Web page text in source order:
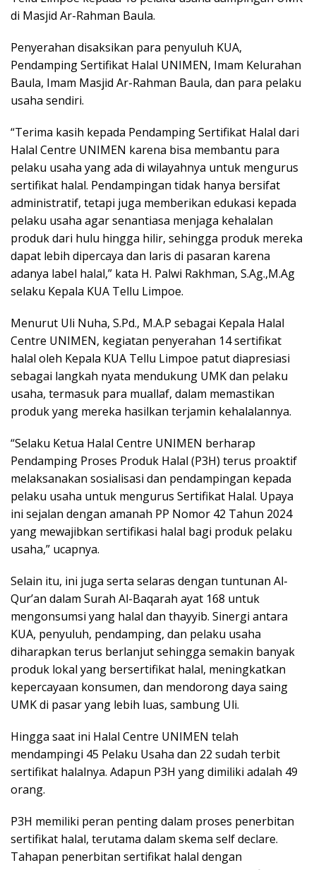
di Masjid Ar-Rahman Baula.
Penyerahan disaksikan para penyuluh KUA,
Pendamping Sertifikat Halal UNIMEN, Imam Kelurahan
Baula, Imam Masjid Ar-Rahman Baula, dan para pelaku
usaha sendiri.
“Terima kasih kepada Pendamping Sertifikat Halal dari
Halal Centre UNIMEN karena bisa membantu para
pelaku usaha yang ada di wilayahnya untuk mengurus
sertifikat halal. Pendampingan tidak hanya bersifat
administratif, tetapi juga memberikan edukasi kepada
pelaku usaha agar senantiasa menjaga kehalalan
produk dari hulu hingga hilir, sehingga produk mereka
dapat lebih dipercaya dan laris di pasaran karena
adanya label halal,” kata H. Palwi Rakhman, S.Ag.,M.Ag
selaku Kepala KUA Tellu Limpoe.
Menurut Uli Nuha, S.Pd., M.A.P sebagai Kepala Halal
Centre UNIMEN, kegiatan penyerahan 14 sertifikat
halal oleh Kepala KUA Tellu Limpoe patut diapresiasi
sebagai langkah nyata mendukung UMK dan pelaku
usaha, termasuk para muallaf, dalam memastikan
produk yang mereka hasilkan terjamin kehalalannya.
“Selaku Ketua Halal Centre UNIMEN berharap
Pendamping Proses Produk Halal (P3H) terus proaktif
melaksanakan sosialisasi dan pendampingan kepada
pelaku usaha untuk mengurus Sertifikat Halal. Upaya
ini sejalan dengan amanah PP Nomor 42 Tahun 2024
yang mewajibkan sertifikasi halal bagi produk pelaku
usaha,” ucapnya.
Selain itu, ini juga serta selaras dengan tuntunan Al-
Qur’an dalam Surah Al-Baqarah ayat 168 untuk
mengonsumsi yang halal dan thayyib. Sinergi antara
KUA, penyuluh, pendamping, dan pelaku usaha
diharapkan terus berlanjut sehingga semakin banyak
produk lokal yang bersertifikat halal, meningkatkan
kepercayaan konsumen, dan mendorong daya saing
UMK di pasar yang lebih luas, sambung Uli.
Hingga saat ini Halal Centre UNIMEN telah
mendampingi 45 Pelaku Usaha dan 22 sudah terbit
sertifikat halalnya. Adapun P3H yang dimiliki adalah 49
orang.
P3H memiliki peran penting dalam proses penerbitan
sertifikat halal, terutama dalam skema self declare.
Tahapan penerbitan sertifikat halal dengan